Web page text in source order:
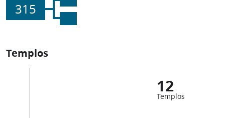
315
Templos
12
Templos